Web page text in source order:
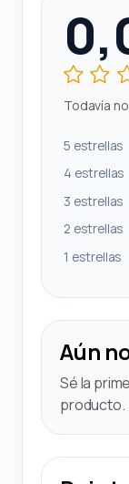
Todavía
5 estrellas
4 estrellas
3 estrellas
2 estrellas
1 estrellas
Aún
Sé la
producto.